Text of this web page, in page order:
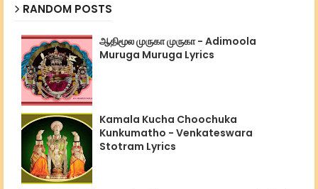
RANDOM POSTS
ஆதிமூல முருகா முருகா - Adimoola
Muruga Muruga Lyrics
Kamala Kucha Choochuka
Kunkumatho - Venkateswara
Stotram Lyrics